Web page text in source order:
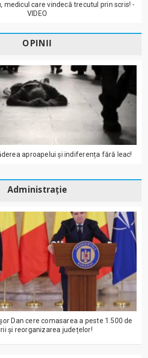
medicul care vindecă trecutul prin scris! -
VIDEO
OPINII
aproapelui și indiferența fără leac!
Administrație
Dan cere comasarea a peste 1.500 de
și reorganizarea județelor!